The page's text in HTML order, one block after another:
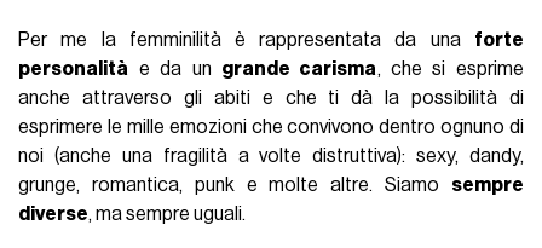
Per me la femminilità è rappresentata da una forte
personalità e da un grande carisma, che si esprime
anche attraverso gli abiti e che ti dà la possibilità di
esprimere le mille emozioni che convivono dentro ognuno di
noi (anche una fragilità a volte distruttiva): sexy, dandy,
grunge, romantica, punk e molte altre. Siamo sempre
diverse, ma sempre uguali.